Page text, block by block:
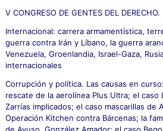
p
r
:
V CONGRESO DE GENTES DEL
Internacional: carrera armamentística,
guerra contra Irán y Líbano, la guerra
Venezuela, Groenlandia, Israel-Gaza,
internacionales
Corrupción y política. Las causas en
rescate de la aerolínea Plus Ultra; el caso
Zarrías implicados; el caso mascarillas de
Operación Kitchen contra Bárcenas; la
de Ayuso, González Amador; el caso